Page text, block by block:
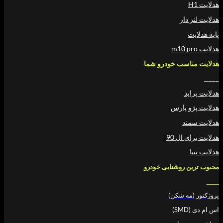
خودرو شما
پارس
90
روشنایی خودرو
شکن)